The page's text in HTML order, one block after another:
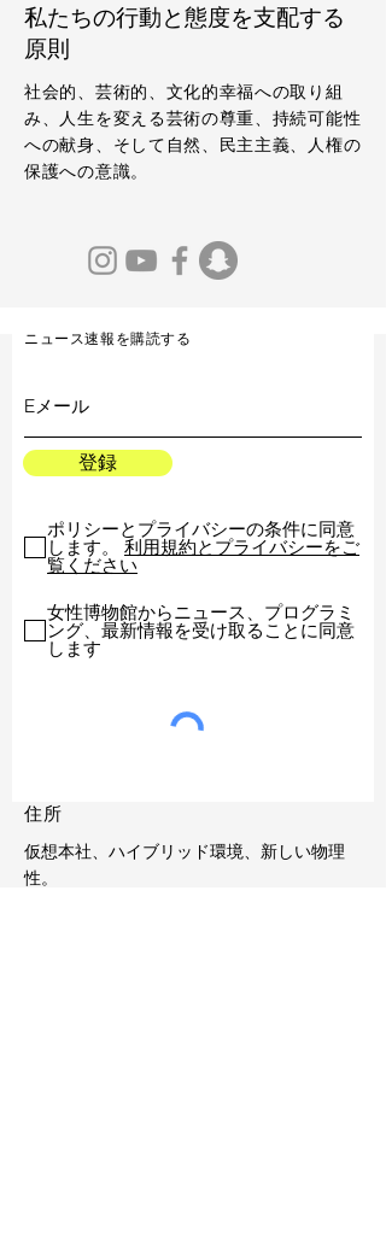
私たちの行動と態度を支配する
原則
社会的、芸術的、文化的幸福への取り組
み、人生を変える芸術の尊重、持続可能性
への献身、そして自然、民主主義、人権の
保護への意識。
ニュース速報を購読する
登録
ポリシーとプライバシーの条件に同意
します。 利用規約とプライバシーをご
覧ください
女性博物館からニュース、プログラミ
ング、最新情報を受け取ることに同意
します
住所
仮想本社、ハイブリッド環境、新しい物理
性。